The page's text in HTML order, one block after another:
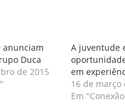
anunciam
Duca
de 2015
A juventude
em
16 de março
Em